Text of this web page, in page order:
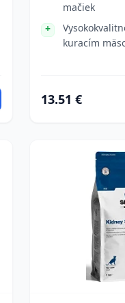
mačiek
kuracím
13.51 €